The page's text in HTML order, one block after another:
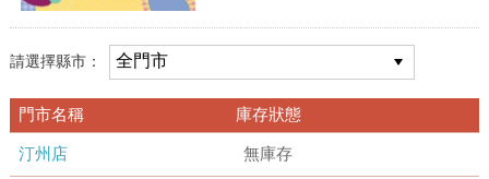
請選擇縣市：
門市名稱 庫存狀態
汀州店 無庫存